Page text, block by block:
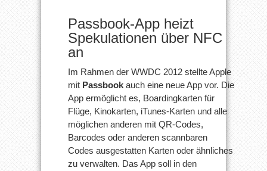
Passbook-App heizt
Spekulationen über NFC
an
Im Rahmen der WWDC 2012 stellte Apple
mit Passbook auch eine neue App vor. Die
App ermöglicht es, Boardingkarten für
Flüge, Kinokarten, iTunes-Karten und alle
möglichen anderen mit QR-Codes,
Barcodes oder anderen scannbaren
Codes ausgestatten Karten oder ähnliches
zu verwalten. Das App soll in den